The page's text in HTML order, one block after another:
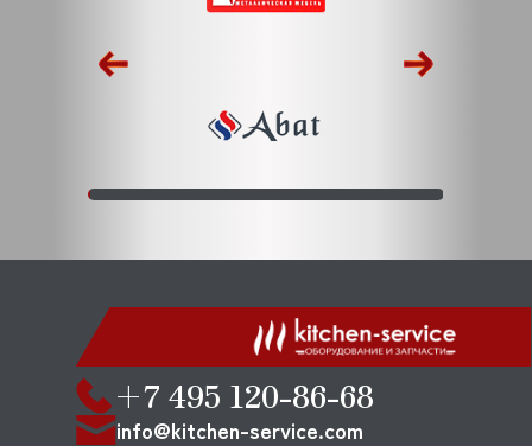
+7 495 120-86-68
info@kitchen-service.com